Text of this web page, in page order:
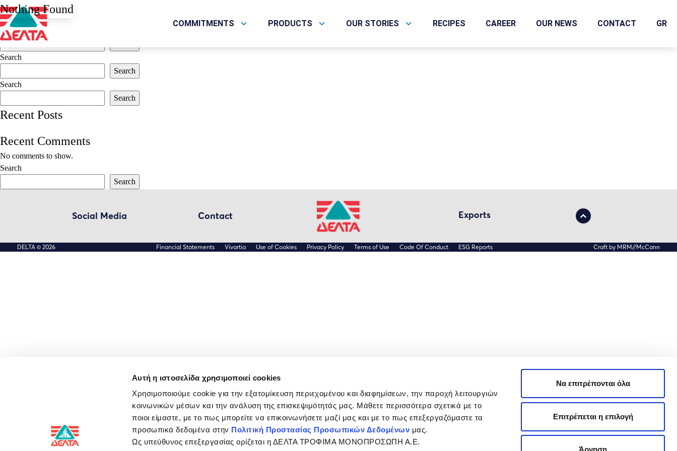
Αυτή η ιστοσελίδα χρησιμοποιεί cookies
Χρησιμοποιούμε cookie για την εξατομίκευση περιεχομένου και διαφημίσεων, την παροχή λειτουργιών
κοινωνικών μέσων και την ανάλυση της επισκεψιμότητάς μας. Μάθετε περισσότερα σχετικά με το
ποιοι είμαστε, με το πως μπορείτε να επικοινωνήσετε μαζί μας και με το πως επεξεργαζόμαστε τα
προσωπικά δεδομένα στην Πολιτική Προστασίας Προσωπικών Δεδομένων μας.
Ως υπεύθυνος επεξεργασίας ορίζεται η ΔΕΛΤΑ ΤΡΟΦΙΜΑ ΜΟΝΟΠΡΟΣΩΠΗ Α.Ε.
Να επιτρέπονται όλα
Επιτρέπεται η επιλογή
Άρνηση
COMMITMENTS PRODUCTS OUR STORIES RECIPES CAREER OUR NEWS CONTACT GR
Nothing Found
It seems we can’t find what you’re looking for. Perhaps searching can help.
Search for:
Search
Search
Search
Search
Search
Recent Posts
Recent Comments
No comments to show.
Search
Search
Social Media Contact Exports
DELTA © 2026 Financial Statements Vivartia Use of Cookies Privacy Policy Terms of Use Code Of Conduct ESG Reports Craft by MRM//McCann